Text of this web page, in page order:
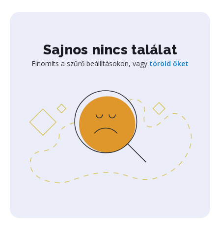
Sajnos nincs találat
Finomíts a szűrő beállításokon, vagy töröld őket